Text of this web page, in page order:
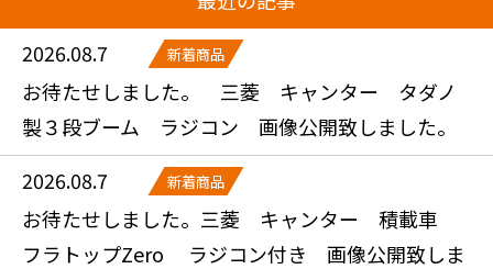
2026.08.7
新着商品
お待たせしました。 三菱 キャンター タダノ
製３段ブーム ラジコン 画像公開致しました。
2026.08.7
新着商品
お待たせしました。三菱 キャンター 積載車
フラトップZero ラジコン付き 画像公開致しま